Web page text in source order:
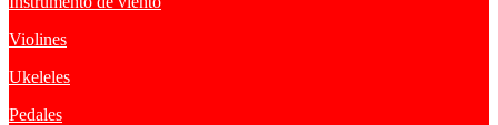
Violines
Ukeleles
Pedales